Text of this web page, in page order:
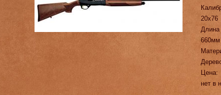
20х76
660мм
Цена:
нет в